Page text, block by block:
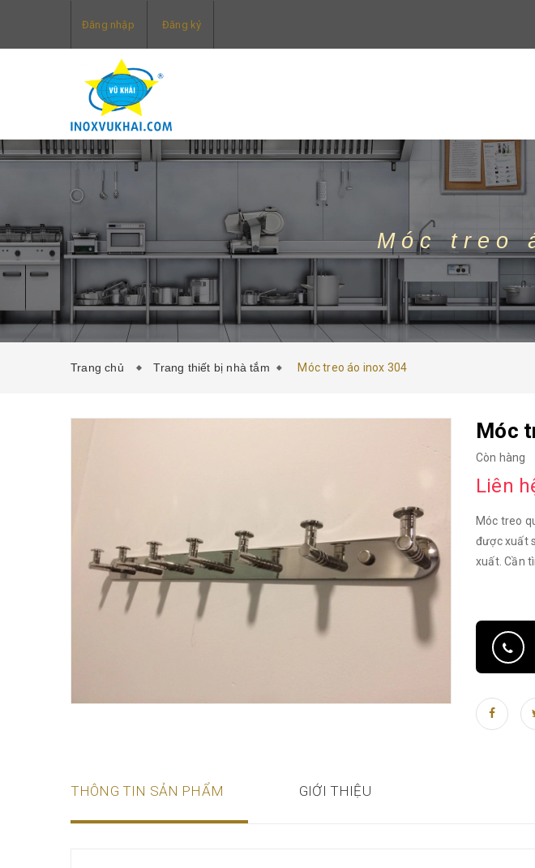
Đăng nhập Đăng ký
Móc treo
Trang chủ Trang thiết bị nhà tắm Móc treo áo inox 304
Móc
Còn hàng
Liên
Móc treo
được xuất
xuất. Cần
THÔNG TIN SẢN PHẨM GIỚI THIỆU